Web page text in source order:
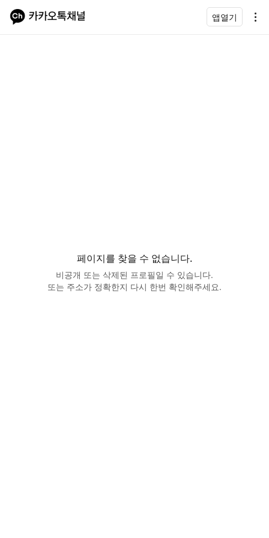
앱열기
페이지를 찾을 수 없습니다.
비공개 또는 삭제된 프로필일 수 있습니다.
또는 주소가 정확한지 다시 한번 확인해주세요.